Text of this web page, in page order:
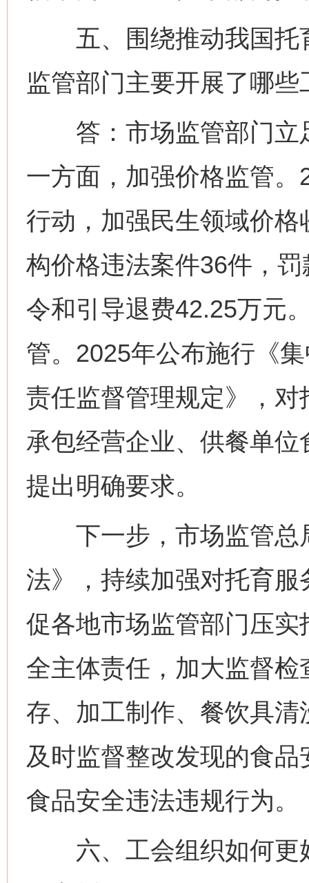
五、围绕推动我国托
监管部门主要开展了哪些
答：市场监管部门立
一方面，加强价格监管
行动，加强民生领域价
构价格违法案件36件，
令和引导退费42.25万元
管。2025年公布施行《
责任监督管理规定》，
承包经营企业、供餐单
提出明确要求。
下一步，市场监管总
法》，持续加强对托育
促各地市场监管部门压
全主体责任，加大监督
存、加工制作、餐饮具
及时监督整改发现的食
食品安全违法违规行为。
六、工会组织如何更